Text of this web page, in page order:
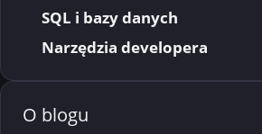
SQL i bazy danych
Narzędzia developera
O blogu